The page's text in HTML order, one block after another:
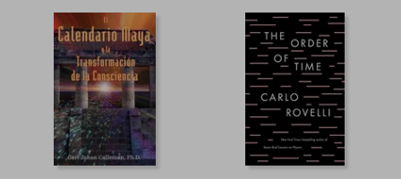
40%
dcto. $ 84.68
40%
dcto.